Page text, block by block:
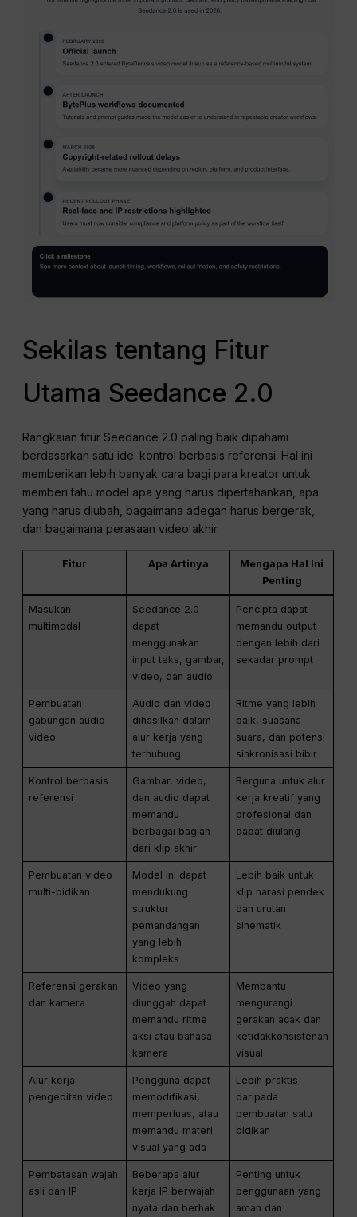
Sekilas tentang Fitur
Utama Seedance 2.0
Rangkaian fitur Seedance 2.0 paling baik dipahami
berdasarkan satu ide: kontrol berbasis referensi. Hal ini
memberikan lebih banyak cara bagi para kreator untuk
memberi tahu model apa yang harus dipertahankan, apa
yang harus diubah, bagaimana adegan harus bergerak,
dan bagaimana perasaan video akhir.
Fitur Apa Artinya
Mengapa Hal Ini
Penting
Masukan
multimodal
Seedance 2.0
dapat
menggunakan
input teks, gambar,
video, dan audio
Pencipta dapat
memandu output
dengan lebih dari
sekadar prompt
Pembuatan
gabungan audio-
video
Audio dan video
dihasilkan dalam
alur kerja yang
terhubung
Ritme yang lebih
baik, suasana
suara, dan potensi
sinkronisasi bibir
Kontrol berbasis
referensi
Gambar, video,
dan audio dapat
memandu
berbagai bagian
dari klip akhir
Berguna untuk alur
kerja kreatif yang
profesional dan
dapat diulang
Pembuatan video
multi-bidikan
Model ini dapat
mendukung
struktur
pemandangan
yang lebih
kompleks
Lebih baik untuk
klip narasi pendek
dan urutan
sinematik
Referensi gerakan
dan kamera
Video yang
diunggah dapat
memandu ritme
aksi atau bahasa
kamera
Membantu
mengurangi
gerakan acak dan
ketidakkonsistenan
visual
Alur kerja
pengeditan video
Pengguna dapat
memodifikasi,
memperluas, atau
memandu materi
visual yang ada
Lebih praktis
daripada
pembuatan satu
bidikan
Pembatasan wajah
asli dan IP
Beberapa alur
kerja IP berwajah
nyata dan berhak
Penting untuk
penggunaan yang
aman dan